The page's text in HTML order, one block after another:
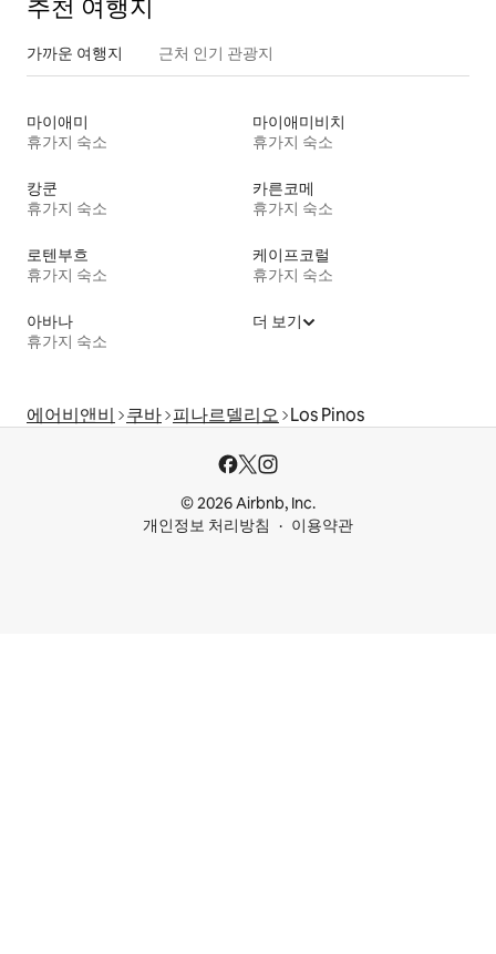
추천 여행지
가까운 여행지 근처 인기 관광지
마이애미
휴가지 숙소
마이애미비치
휴가지 숙소
캉쿤
휴가지 숙소
카른코메
휴가지 숙소
로텐부흐
휴가지 숙소
케이프코럴
휴가지 숙소
아바나
휴가지 숙소
더 보기
에어비앤비 쿠바 피나르델리오 Los Pinos
© 2026 Airbnb, Inc.
개인정보 처리방침
이용약관